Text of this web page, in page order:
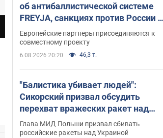
об антибаллистической системе
FREYJA, санкциях против России и
поддержке аграриев. Видео
Европейские партнеры присоединяются к
совместному проекту
6.08.2026 20:20 46,3 т.
"Балистика убивает людей":
Сикорский призвал обсудить
перехват вражеских ракет над
Украиной
Глава МИД Польши призвал сбивать
российские ракеты над Украиной